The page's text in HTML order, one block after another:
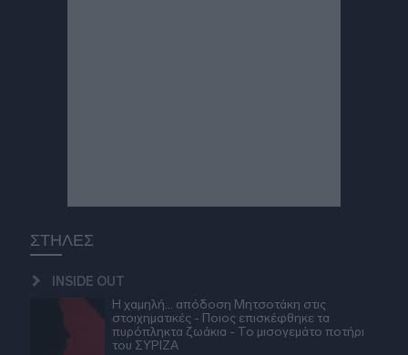
ΣΤΗΛΕΣ
INSIDE OUT
Η χαμηλή… απόδοση Μητσοτάκη στις
στοιχηματικές - Ποιος επισκέφθηκε τα
πυρόπληκτα ζωάκια - Το μισογεμάτο ποτήρι
του ΣΥΡΙΖΑ